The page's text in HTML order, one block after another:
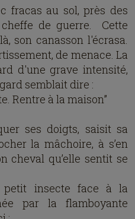
fracas au sol, près des
de guerre. Cette
son canasson l'écrasa.
de menace. La
d'une grave intensité,
semblait dire :
Rentre à la maison”
ses doigts, saisit sa
la mâchoire, à s’en
cheval qu’elle sentit se
petit insecte face à la
par la flamboyante